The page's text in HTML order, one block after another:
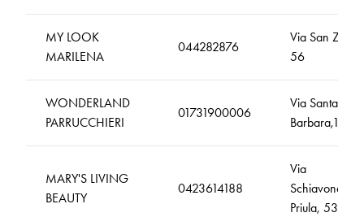
MY LOOK
MARILENA
044282876
Via San Zeno,
56
WONDERLAND
PARRUCCHIERI
01731900006
Via Santa
Barbara,1
MARY'S LIVING
BEAUTY
0423614188
Via
Schiavonesca
Priula, 53